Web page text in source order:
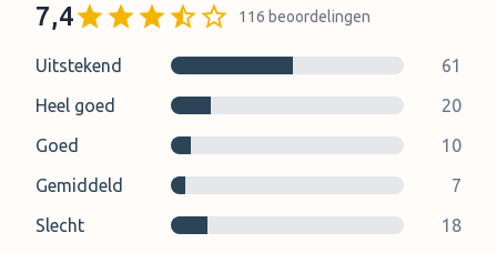
7,4 116 beoordelingen
Uitstekend
61
Heel goed
20
Goed
10
Gemiddeld
7
Slecht
18